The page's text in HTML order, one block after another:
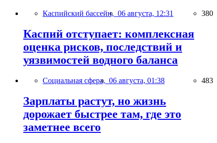
Каспийский бассейн, 06 августа, 12:31 380
Каспий отступает: комплексная
оценка рисков, последствий и
уязвимостей водного баланса
Социальная сфера, 06 августа, 01:38 483
Зарплаты растут, но жизнь
дорожает быстрее там, где это
заметнее всего